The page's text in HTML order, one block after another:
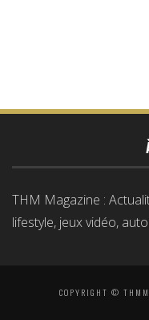
THM Magazine :
lifestyle, jeux vidéo,
COPYRIGHT ©